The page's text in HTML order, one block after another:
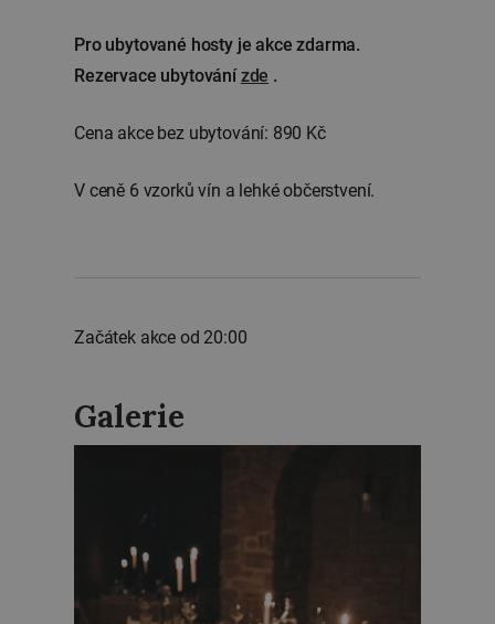
Pro ubytované hosty je akce zdarma.
Rezervace ubytovánízde .
Cena akce bez ubytování: 890 Kč
V ceně 6 vzorků vín a lehké občerstvení.
Začátek akce od 20:00
Galerie